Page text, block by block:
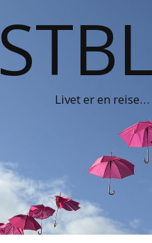
Livet er en reise…